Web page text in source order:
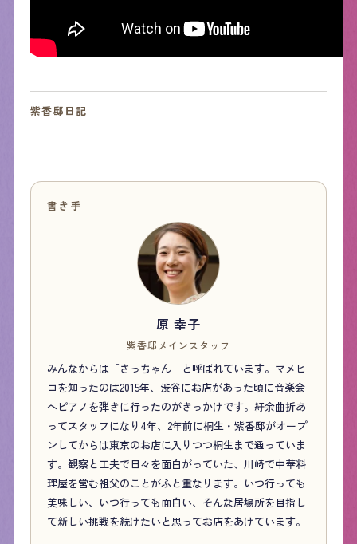
紫香邸日記
書き手
原 幸子
紫香邸メインスタッフ
みんなからは「さっちゃん」と呼ばれています。マメヒ
コを知ったのは2015年、渋谷にお店があった頃に音楽会
へピアノを弾きに行ったのがきっかけです。紆余曲折あ
ってスタッフになり4年、2年前に桐生・紫香邸がオープ
ンしてからは東京のお店に入りつつ桐生まで通っていま
す。観察と工夫で日々を面白がっていた、川崎で中華料
理屋を営む祖父のことがふと重なります。いつ行っても
美味しい、いつ行っても面白い、そんな居場所を目指し
て新しい挑戦を続けたいと思ってお店をあけています。